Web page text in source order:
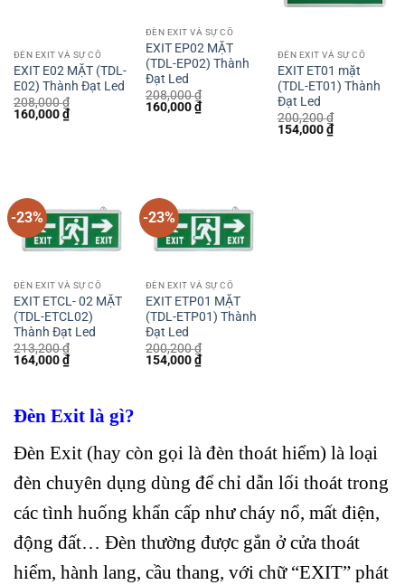
ĐÈN EXIT VÀ SỰ CỐ
EXIT E02 MẶT (TDL-
E02) Thành Đạt Led
208,000₫
Giá
160,000₫Giá
hiện
ĐÈN EXIT VÀ SỰ CỐ
EXIT EP02 MẶT
(TDL-EP02) Thành
Đạt Led
208,000₫
Giá
160,000₫Giá
hiện
ĐÈN EXIT VÀ SỰ CỐ
EXIT ET01 mặt
(TDL-ET01) Thành
Đạt Led
200,200₫
Giá
154,000₫Giá
hiện
-23%
ĐÈN EXIT VÀ SỰ CỐ
EXIT ETCL- 02 MẶT
(TDL-ETCL02)
Thành Đạt Led
213,200₫
Giá
164,000₫Giá
hiện
164,000 ₫.
-23%
ĐÈN EXIT VÀ SỰ CỐ
EXIT ETP01 MẶT
(TDL-ETP01) Thành
Đạt Led
200,200₫
Giá
154,000₫Giá
hiện
Đèn Exit là gì?
Đèn Exit (hay còn gọi là đèn thoát hiểm) là loại
đèn chuyên dụng dùng để chỉ dẫn lối thoát trong
các tình huống khẩn cấp như cháy nổ, mất điện,
động đất… Đèn thường được gắn ở cửa thoát
hiểm, hành lang, cầu thang, với chữ “EXIT” phát